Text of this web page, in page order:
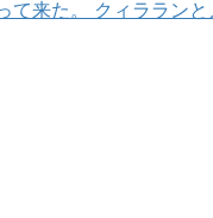
来た。 クィララン